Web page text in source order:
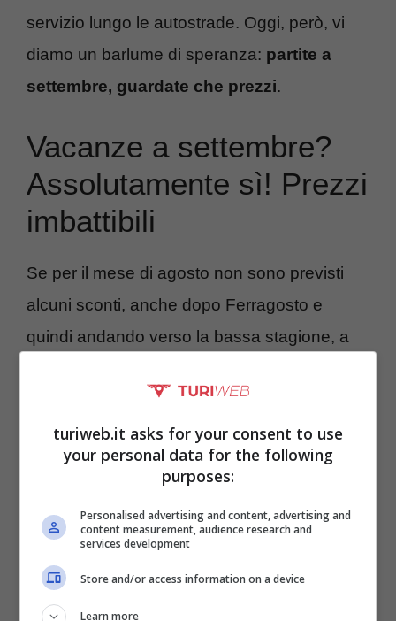
servizio lungo le autostrade. Oggi, però, vi
diamo un barlume di speranza: partite a
settembre, guardate che prezzi.
Vacanze a settembre?
Assolutamente sì! Prezzi
imbattibili
Se per il mese di agosto non sono previsti
alcuni sconti, anche dopo Ferragosto e
quindi andando verso la bassa stagione, a
I biglietti per le località turistiche e i
costi di alberghi e strutture di questo tipo
scenderanno a picco, secondo Assoutenti: si
qualche esempio.
turiweb.it asks for your consent to use
your personal data for the following
purposes:
Personalised advertising and content, advertising and
content measurement, audience research and
services development
Store and/or access information on a device
Learn more